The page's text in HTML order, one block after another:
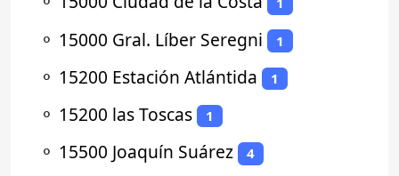
⚬ 15000 Gral. Líber Seregni 1
⚬ 15200 Estación Atlántida 1
⚬ 15200 las Toscas 1
⚬ 15500 Joaquín Suárez 4